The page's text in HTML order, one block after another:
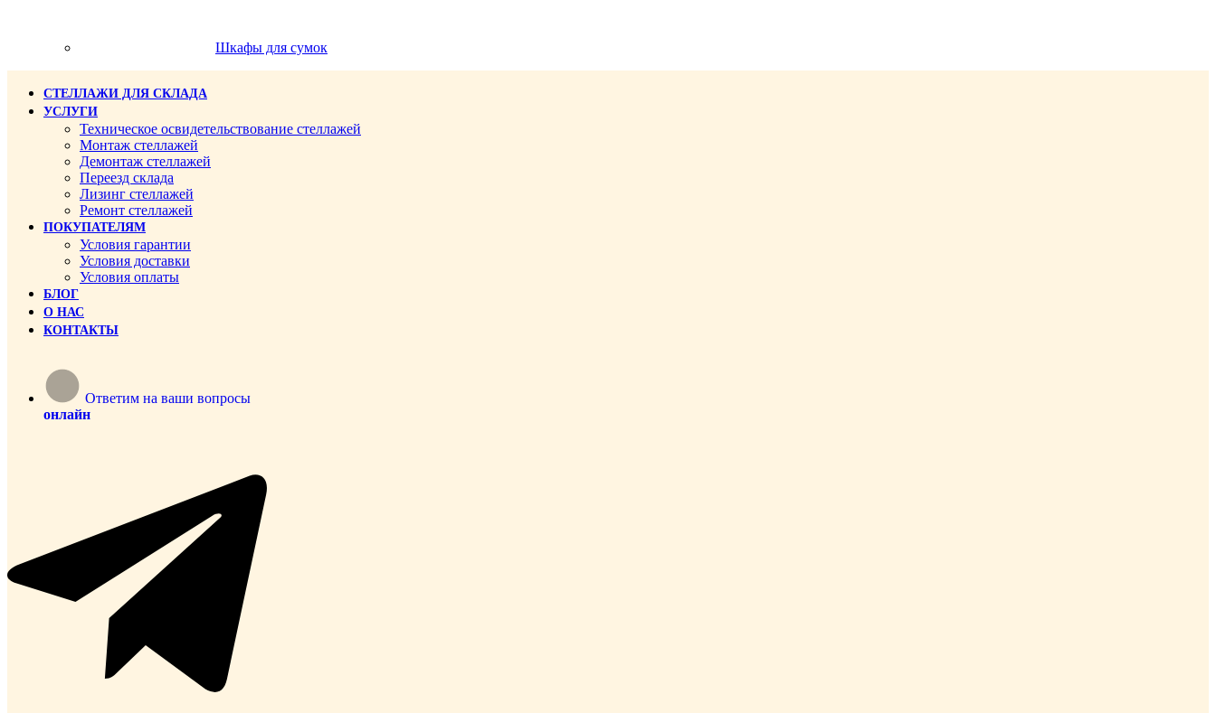
Шкафы для сумок
СТЕЛЛАЖИ ДЛЯ СКЛАДА
УСЛУГИ
Техническое освидетельствование стеллажей
Монтаж стеллажей
Демонтаж стеллажей
Переезд склада
Лизинг стеллажей
Ремонт стеллажей
ПОКУПАТЕЛЯМ
Условия гарантии
Условия доставки
Условия оплаты
БЛОГ
О НАС
КОНТАКТЫ
Ответим на ваши вопросы
онлайн